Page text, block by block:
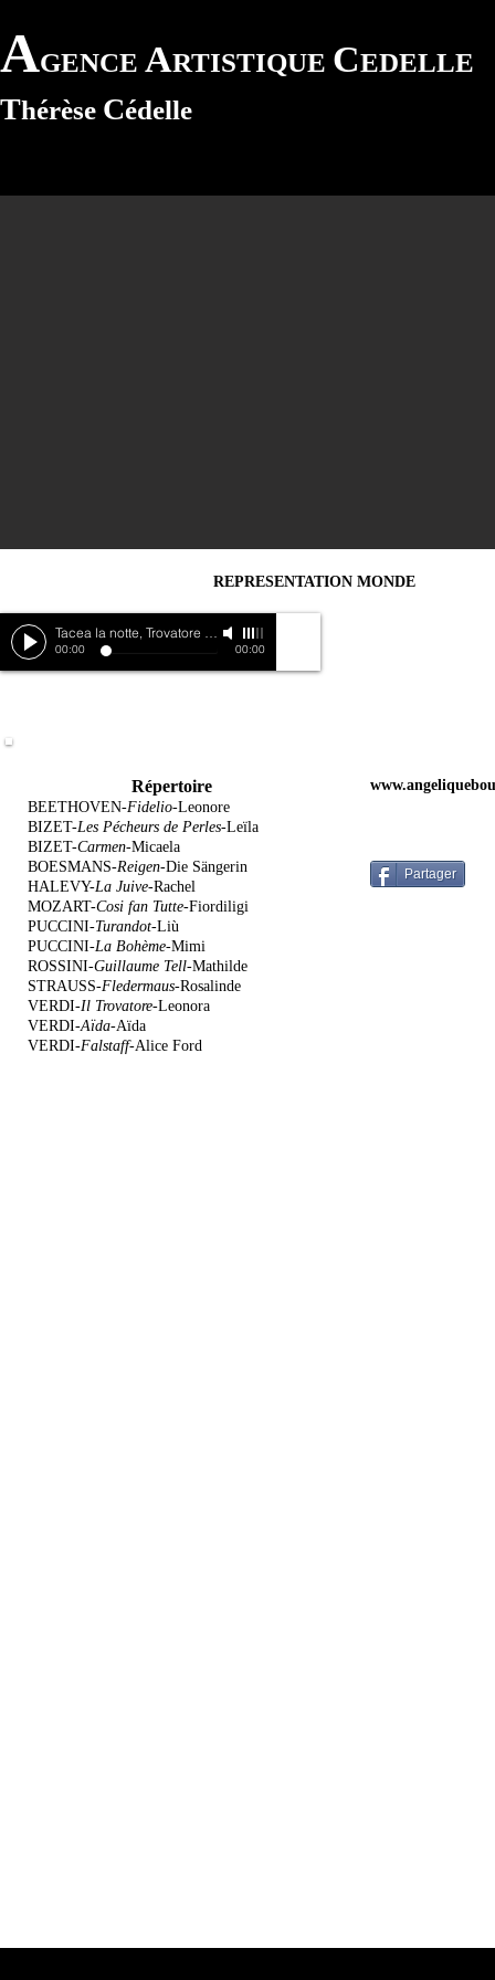
AGENCE ARTISTIQUE CEDELLE
Thérèse Cédelle
REPRESENTATION MONDE
Tacea la notte, Trovatore Trovatore
00:00 00:00
Répertoire
BEETHOVEN-Fidelio-Leonore
BIZET-Les Pécheurs de Perles-Leïla
BIZET-Carmen-Micaela
BOESMANS-Reigen-Die Sängerin
HALEVY-La Juive-Rachel
MOZART-Cosi fan Tutte-Fiordiligi
PUCCINI-Turandot-Liù
PUCCINI-La Bohème-Mimi
ROSSINI-Guillaume Tell-Mathilde
STRAUSS-Fledermaus-Rosalinde
VERDI-Il Trovatore-Leonora
VERDI-Aïda-Aïda
VERDI-Falstaff-Alice Ford
Partager